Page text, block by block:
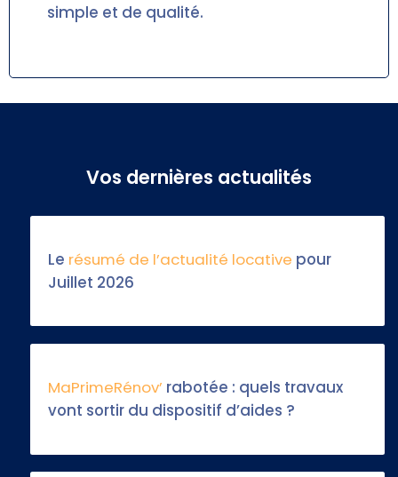
simple et de qualité.
Vos dernières actualités
Le résumé de l’actualité locative pour
Juillet 2026
MaPrimeRénov’ rabotée : quels travaux
vont sortir du dispositif d’aides ?